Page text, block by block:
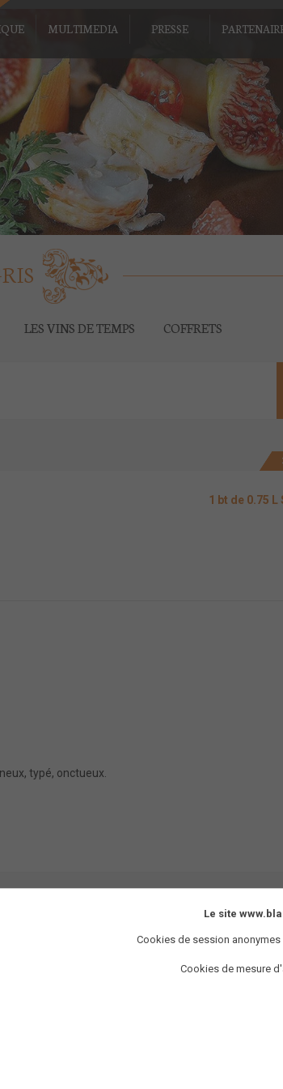
MULTIMEDIA PRESSE
LES VINS DE TEMPS COFFRETS
1 bt de 0.75
typé, onctueux.
Le site
Cookies de session
Cookies de mesure